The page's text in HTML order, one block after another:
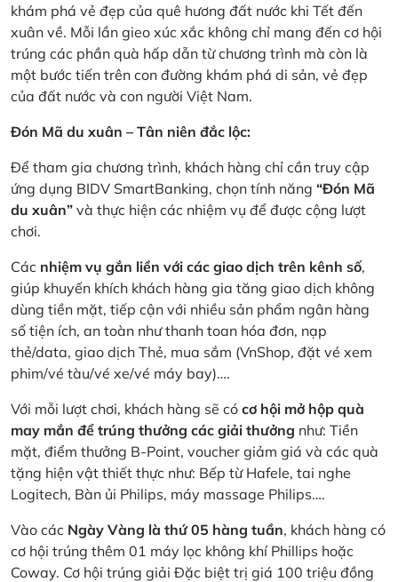
khám phá vẻ đẹp của quê hương đất nước khi Tết đến
xuân về. Mỗi lần gieo xúc xắc không chỉ mang đến cơ hội
trúng các phần quà hấp dẫn từ chương trình mà còn là
một bước tiến trên con đường khám phá di sản, vẻ đẹp
của đất nước và con người Việt Nam.
Đón Mã du xuân – Tân niên đắc lộc:
Để tham gia chương trình, khách hàng chỉ cần truy cập
ứng dụng BIDV SmartBanking, chọn tính năng “Đón Mã
du xuân” và thực hiện các nhiệm vụ để được cộng lượt
chơi.
Các nhiệm vụ gắn liền với các giao dịch trên kênh số,
giúp khuyến khích khách hàng gia tăng giao dịch không
dùng tiền mặt, tiếp cận với nhiều sản phẩm ngân hàng
số tiện ích, an toàn như thanh toan hóa đơn, nạp
thẻ/data, giao dịch Thẻ, mua sắm (VnShop, đặt vé xem
phim/vé tàu/vé xe/vé máy bay)….
Với mỗi lượt chơi, khách hàng sẽ có cơ hội mở hộp quà
may mắn để trúng thưởng các giải thưởng như: Tiền
mặt, điểm thưởng B-Point, voucher giảm giá và các quà
tặng hiện vật thiết thực như: Bếp từ Hafele, tai nghe
Logitech, Bàn ủi Philips, máy massage Philips….
Vào các Ngày Vàng là thứ 05 hàng tuần, khách hàng có
cơ hội trúng thêm 01 máy lọc không khí Phillips hoặc
Coway. Cơ hội trúng giải Đặc biệt trị giá 100 triệu đồng